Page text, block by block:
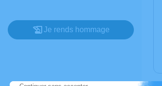
Je rends hommage